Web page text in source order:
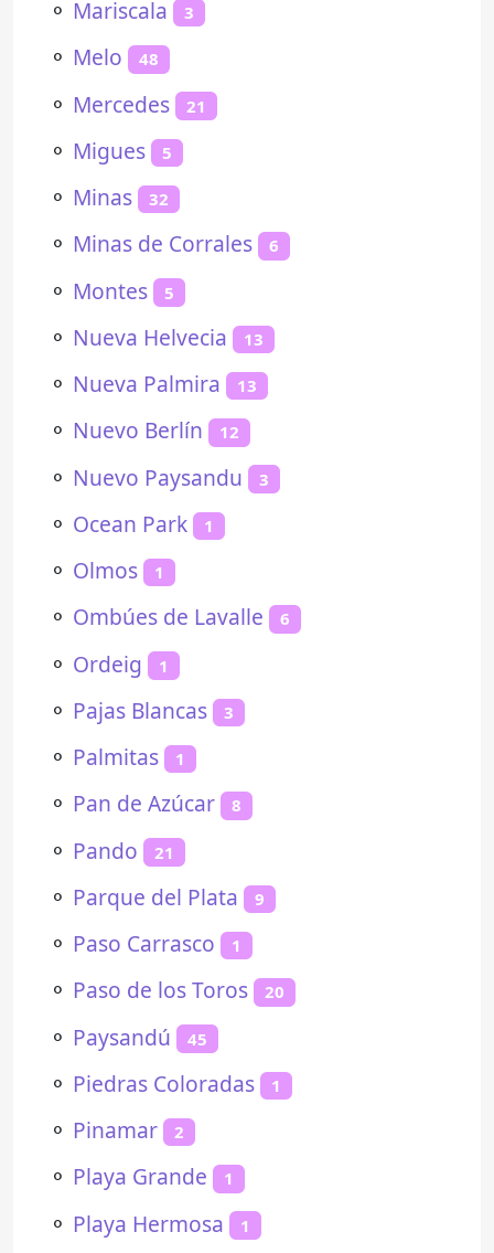
⚬ Mariscala 3
⚬ Melo 48
⚬ Mercedes 21
⚬ Migues 5
⚬ Minas 32
⚬ Minas de Corrales 6
⚬ Montes 5
⚬ Nueva Helvecia 13
⚬ Nueva Palmira 13
⚬ Nuevo Berlín 12
⚬ Nuevo Paysandu 3
⚬ Ocean Park 1
⚬ Olmos 1
⚬ Ombúes de Lavalle 6
⚬ Ordeig 1
⚬ Pajas Blancas 3
⚬ Palmitas 1
⚬ Pan de Azúcar 8
⚬ Pando 21
⚬ Parque del Plata 9
⚬ Paso Carrasco 1
⚬ Paso de los Toros 20
⚬ Paysandú 45
⚬ Piedras Coloradas 1
⚬ Pinamar 2
⚬ Playa Grande 1
⚬ Playa Hermosa 1